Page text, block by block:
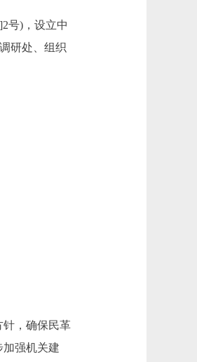
号)，设立中
研处、组织
，确保民革
强机关建